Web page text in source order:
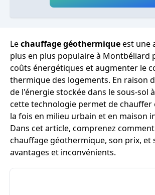
Lechauffage géothermiqueest une
plus en plus populaire à Montbéliard
coûts énergétiques et augmenter le
thermique des logements. En raison
de l'énergie stockée dans le sous-sol
cette technologie permet de chauffer
la fois en milieu urbain et en maison
Dans cet article, comprenez
chauffage géothermique, son prix, et
avantages et inconvénients.